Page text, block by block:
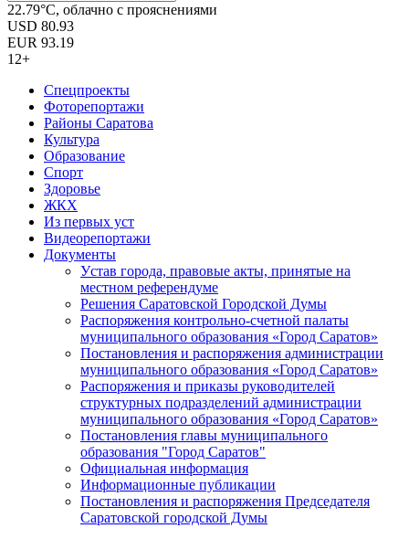
22.79°C, облачно с прояснениями
USD 80.93
EUR 93.19
12+
Спецпроекты
Фоторепортажи
Районы Саратова
Культура
Образование
Спорт
Здоровье
ЖКХ
Из пеpвых уст
Видеорепортажи
Документы
Уcтав города, правовые акты, принятые на
местном референдуме
Решения Саратовской Городской Думы
Распоряжения контрольно-счетной палаты
муниципального образования «Город Саратов»
Постановления и распоряжения администрации
муниципального образования «Город Саратов»
Распоряжения и приказы руководителей
структурных подразделений администрации
муниципального образования «Город Саратов»
Постановления главы муниципального
образования "Город Саратов"
Официальная информация
Информационные публикации
Постановления и распоряжения Председателя
Саратовской городской Думы